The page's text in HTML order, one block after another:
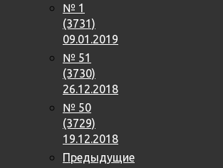
№ 1
(3731)
09.01.2019
№ 51
(3730)
26.12.2018
№ 50
(3729)
19.12.2018
Предыдущие